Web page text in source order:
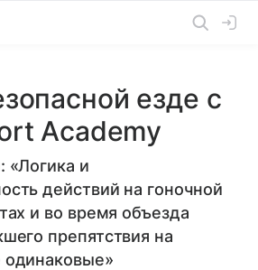
езде с
Academy
«Логика и
действий на гоночной
и во время объезда
препятствия на